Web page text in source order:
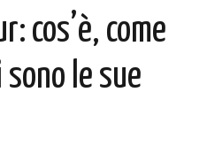
cos’è, come
le sue